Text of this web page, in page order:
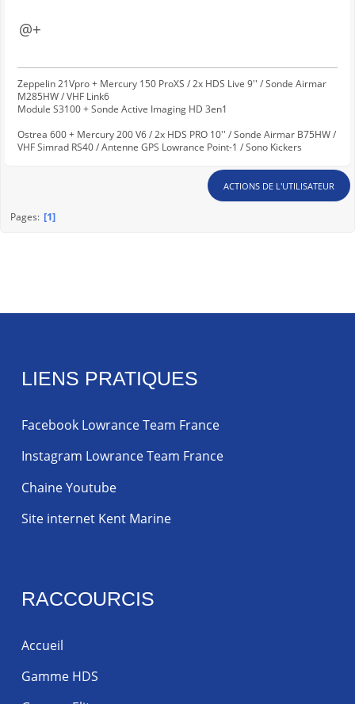
@+
Zeppelin 21Vpro + Mercury 150 ProXS / 2x HDS Live 9'' / Sonde Airmar
M285HW / VHF Link6
Module S3100 + Sonde Active Imaging HD 3en1
Ostrea 600 + Mercury 200 V6 / 2x HDS PRO 10'' / Sonde Airmar B75HW /
VHF Simrad RS40 / Antenne GPS Lowrance Point-1 / Sono Kickers
ACTIONS DE L'UTILISATEUR
Pages 1
LIENS PRATIQUES
Facebook Lowrance Team France
Instagram Lowrance Team France
Chaine Youtube
Site internet Kent Marine
RACCOURCIS
Accueil
Gamme HDS